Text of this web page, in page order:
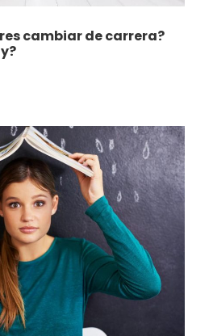
cambiar de carrera?